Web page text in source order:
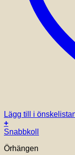
Lägg till i
+
Snabbkoll
Örhängen